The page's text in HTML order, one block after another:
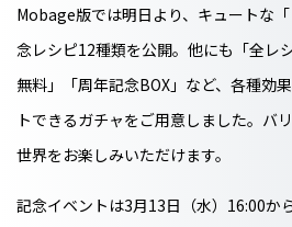
Mobage版では明日より、キュートな
念レシピ12種類を公開。他にも「全レ
無料」「周年記念BOX」など、各種効
トできるガチャをご用意しました。バ
世界をお楽しみいただけます。
記念イベントは3月13日（水）16:00か